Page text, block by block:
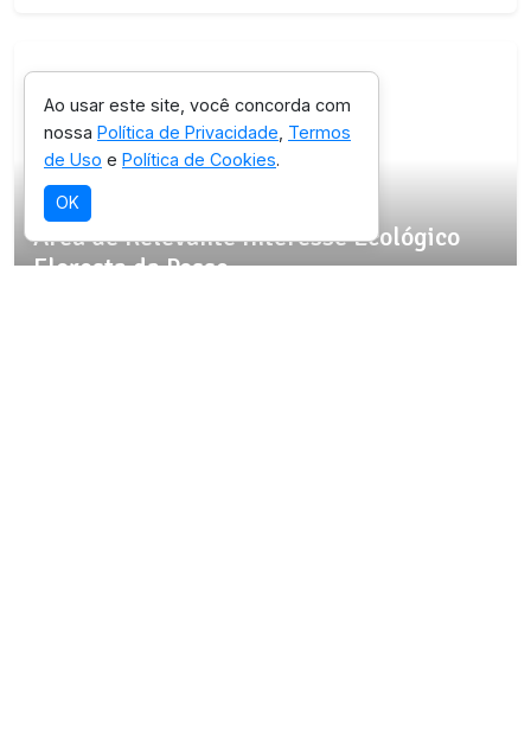
SELEÇÃO OICHUY
Área de Relevante Interesse Ecológico
Floresta da Posse
Ao usar este site, você concorda com
nossa Política de Privacidade Termos
de Uso e Política de Cookies.
OK